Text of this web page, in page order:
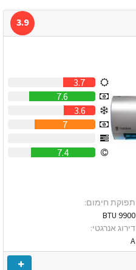
3.9
3.7
7.6
3.6
7
7.4
תפוקת חימום:
9900 BTU
דירוג אנרגטי:
A